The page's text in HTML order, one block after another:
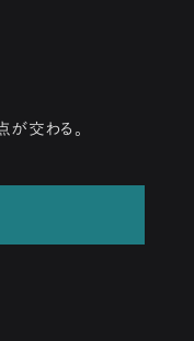
が交わる。